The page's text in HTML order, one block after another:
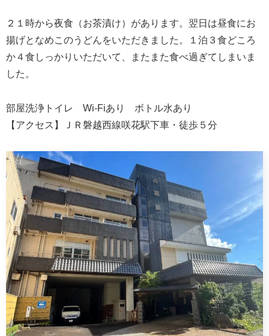
２１時から夜食（お茶漬け）があります。翌日は昼食にお
揚げとなめこのうどんをいただきました。１泊３食どころ
か４食しっかりいただいて、またまた食べ過ぎてしまいま
した。
部屋洗浄トイレ Wi-Fiあり ボトル水あり
【アクセス】ＪＲ磐越西線咲花駅下車・徒歩５分